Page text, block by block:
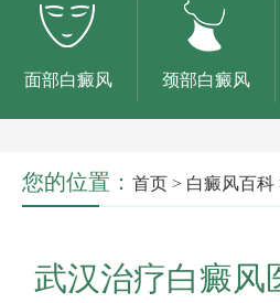
面部白癜风 颈部白癜风
您的位置： 首页 > 白癜风百科
武汉治疗白癜风